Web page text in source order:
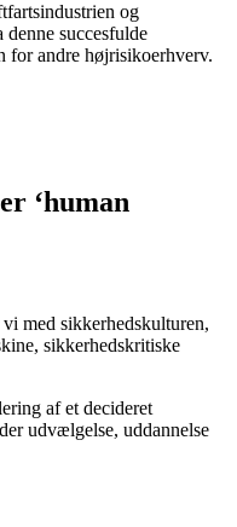
og
succesfulde
for andre højrisikoerhverv.
‘human
med sikkerhedskulturen,
sikkerhedskritiske
af et decideret
udvælgelse, uddannelse